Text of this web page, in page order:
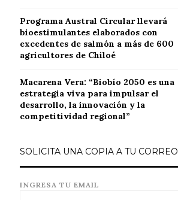
Programa Austral Circular llevará
bioestimulantes elaborados con
excedentes de salmón a más de 600
agricultores de Chiloé
Macarena Vera: “Biobío 2050 es una
estrategia viva para impulsar el
desarrollo, la innovación y la
competitividad regional”
SOLICITA UNA COPIA A TU CORREO
INGRESA TU EMAIL